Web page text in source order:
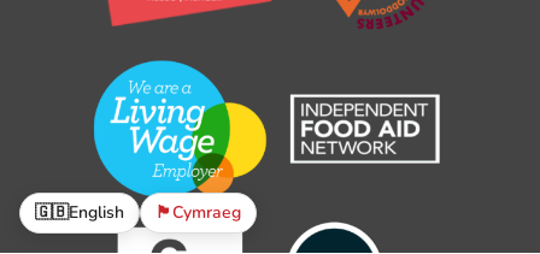
🇬🇧English 🏴󠁧󠁢󠁷󠁬󠁳󠁿Cymraeg